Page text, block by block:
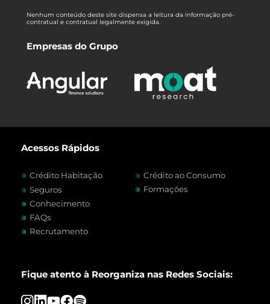
Nenhum conteúdo deste site dispensa a leitura da informação pré-
contratual e contratual legalmente exigida.
Empresas do Grupo
Acessos Rápidos
Crédito Habitação
Crédito ao Consumo
Seguros
Formações
Conhecimento
FAQs
Recrutamento
Fique atento à Reorganiza nas Redes Sociais: